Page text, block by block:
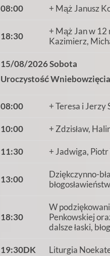
08:00 + Mąż Janusz
18:30
+ Mąż Jan w 12
Kazimierz,
15/08/2026 Sobota
Uroczystość
08:00 + Teresa i Jerzy
10:00 + Zdzisław,
11:30 + Jadwiga,
13:00
Dziękczynno-
18:30
W
Penkowskiej
dalsze łaski,
19:30DK Liturgia